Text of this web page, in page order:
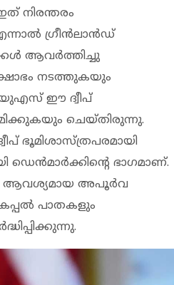
നിരന്തരം
ഗ്രീന്‍ലാന്‍ഡ്
ആവര്‍ത്തിച്ചു
നടത്തുകയും
യുഎസ് ഈ ദ്വീപ്
ചെയ്തിരുന്നു.
ഭൂമിശാസ്ത്രപരമായി
ഡെന്‍മാര്‍ക്കിന്റെ ഭാഗമാണ്.
ആവശ്യമായ അപൂര്‍വ
പാതകളും